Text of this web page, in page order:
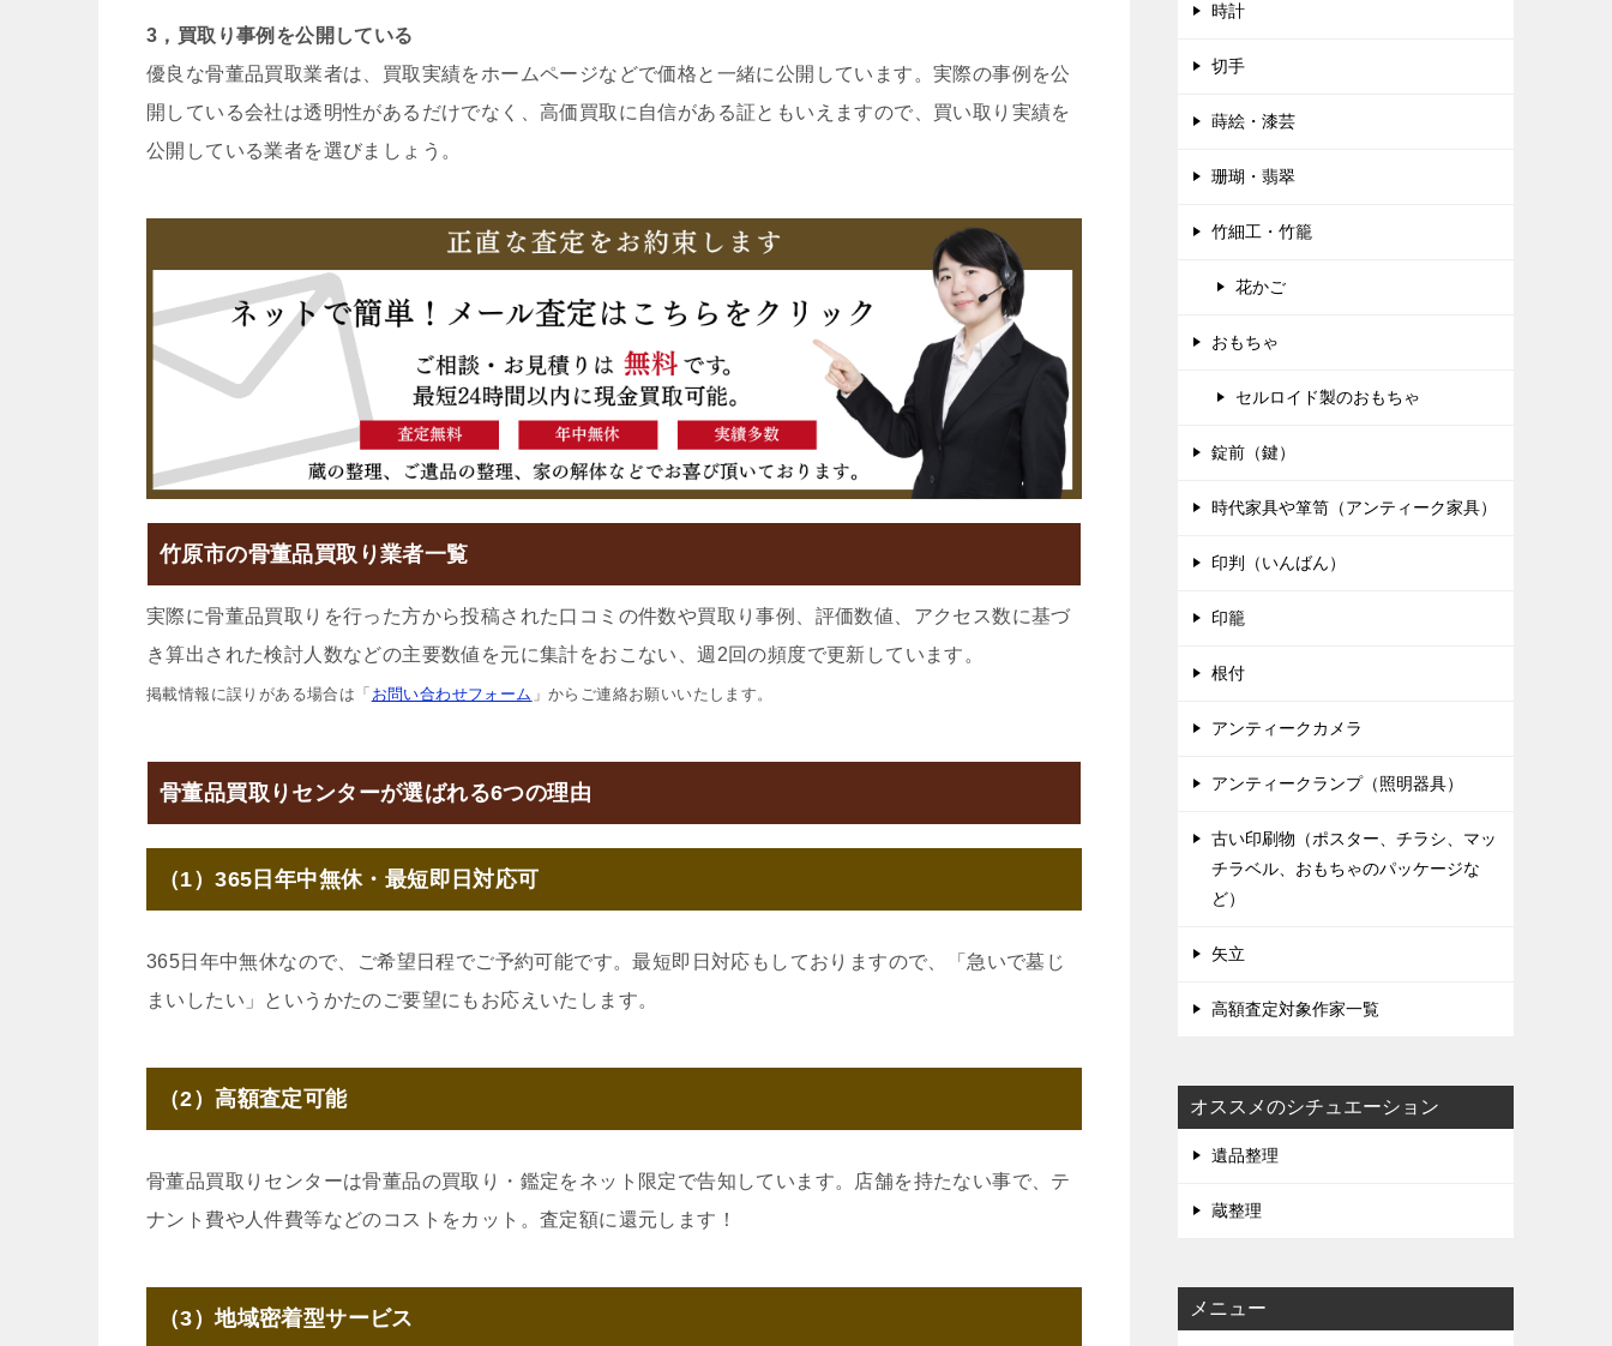
3，買取り事例を公開している
優良な骨董品買取業者は、買取実績をホームページなどで価格と一緒に公開しています。実際の事例を公
開している会社は透明性があるだけでなく、高価買取に自信がある証ともいえますので、買い取り実績を
公開している業者を選びましょう。
竹原市の骨董品買取り業者一覧
実際に骨董品買取りを行った方から投稿された口コミの件数や買取り事例、評価数値、アクセス数に基づ
き算出された検討人数などの主要数値を元に集計をおこない、週2回の頻度で更新しています。
掲載情報に誤りがある場合は「 お問い合わせフォーム 」からご連絡お願いいたします。
骨董品買取りセンターが選ばれる6つの理由
（1）365日年中無休・最短即日対応可
365日年中無休なので、ご希望日程でご予約可能です。最短即日対応もしておりますので、「急いで墓じ
まいしたい」というかたのご要望にもお応えいたします。
（2）高額査定可能
骨董品買取りセンターは骨董品の買取り・鑑定をネット限定で告知しています。店舗を持たない事で、テ
ナント費や人件費等などのコストをカット。査定額に還元します！
（3）地域密着型サービス
時計
切手
蒔絵・漆芸
珊瑚・翡翠
竹細工・竹籠
花かご
おもちゃ
セルロイド製のおもちゃ
錠前（鍵）
時代家具や箪笥（アンティーク家具）
印判（いんばん）
印籠
根付
アンティークカメラ
アンティークランプ（照明器具）
古い印刷物（ポスター、チラシ、マッ
チラベル、おもちゃのパッケージな
ど）
矢立
高額査定対象作家一覧
オススメのシチュエーション
遺品整理
蔵整理
メニュー